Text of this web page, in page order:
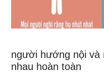
người hướng nội và
nhau hoàn toàn